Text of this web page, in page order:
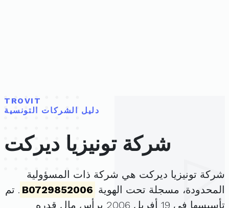
TROVIT
دليل الشركات التونسية
شركة تونيزيا ديركت
شركة تونيزيا ديركت هي شركة ذات المسؤولية
المحدودة، مسجلة تحت الهوية B0729852006 . تم
تأسيسها في 19 أفريل 2006 برأس مال قدره